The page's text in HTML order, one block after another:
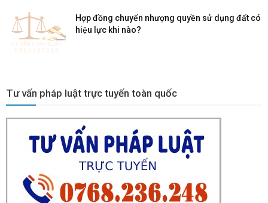
Hợp đồng chuyển nhượng quyền sử dụng đất có
hiệu lực khi nào?
Tư vấn pháp luật trực tuyến toàn quốc